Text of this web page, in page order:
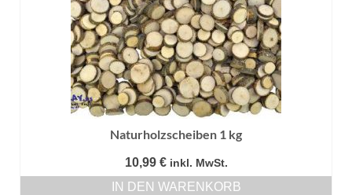
Naturholzscheiben 1 kg
10,99 € inkl. MwSt.
IN DEN WARENKORB